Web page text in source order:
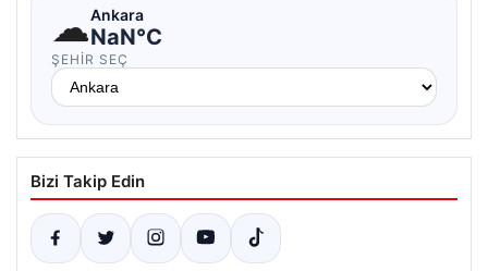
☁Ankara
NaN°C
ŞEHIR SEÇ
Bizi Takip Edin